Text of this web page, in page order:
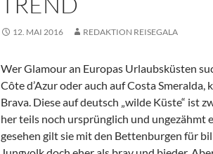
12. MAI 2016 REDAKTION REISEGALA
Wer Glamour an Europas Urlaubsküsten
Côte d’Azur oder auch auf Costa Smeralda,
Brava. Diese auf deutsch „wilde Küste“ ist
her teils noch ursprünglich und ungezähmt
gesehen gilt sie mit den Bettenburgen für